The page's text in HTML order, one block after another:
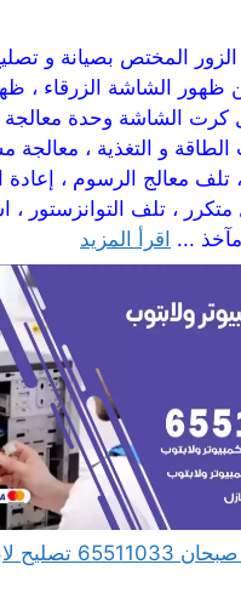
المختص بصيانة و
ظهور الشاشة الزرقاء ،
كرت الشاشة وحدة
و التغذية ، معالجة
، تلف معالج الرسوم ، إعادة
، تلف التوانزستور ،
... اقرأ المزيد
مهندس كمبيوتر صبحان